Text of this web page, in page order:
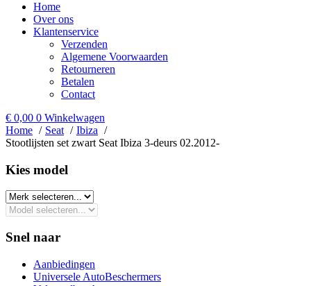
Home
Over ons
Klantenservice
Verzenden
Algemene Voorwaarden
Retourneren
Betalen
Contact
€ 0,00 0 Winkelwagen
Home
Seat
Ibiza
Stootlijsten set zwart Seat Ibiza 3-deurs 02.2012-
Kies model​
Snel naar
Aanbiedingen
Universele AutoBeschermers